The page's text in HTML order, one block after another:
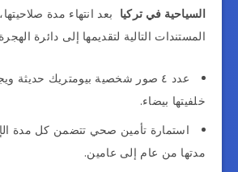
السياحية في تركيا بعد انتهاء مدة
المستندات التالية لتقديمها إلى دائرة
عدد ٤ صور شخصية بيومتريك حديثة
خلفيتها بيضاء.
استمارة تأمين صحي تتضمن كل مدة
مدتها من عام إلى عامين.